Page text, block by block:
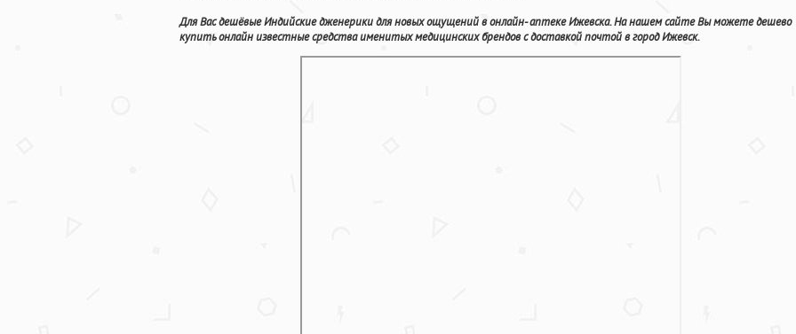
Для Вас дешёвые Индийские дженерики для новых ощущений в онлайн- аптеке Ижевска. На нашем сайте Вы можете дешево
купить онлайн известные средства именитых медицинских брендов с доставкой почтой в город Ижевск.